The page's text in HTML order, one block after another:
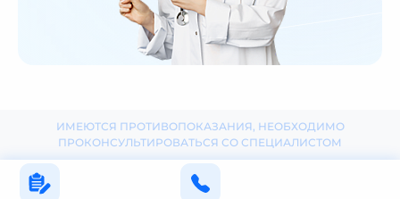
ИМЕЮТСЯ ПРОТИВОПОКАЗАНИЯ, НЕОБХОДИМО
ПРОКОНСУЛЬТИРОВАТЬСЯ СО СПЕЦИАЛИСТОМ